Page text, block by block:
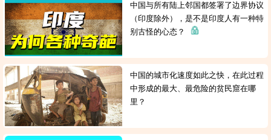
中国与所有陆上邻国都签署了边界协议
（印度除外），是不是印度人有一种特
别古怪的心态？
中国的城市化速度如此之快，在此过程
中形成的最大、最危险的贫民窟在哪
里？